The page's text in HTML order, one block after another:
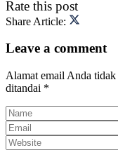
Rate this post
Share Article:
Leave a comment
Alamat email Anda
ditandai *